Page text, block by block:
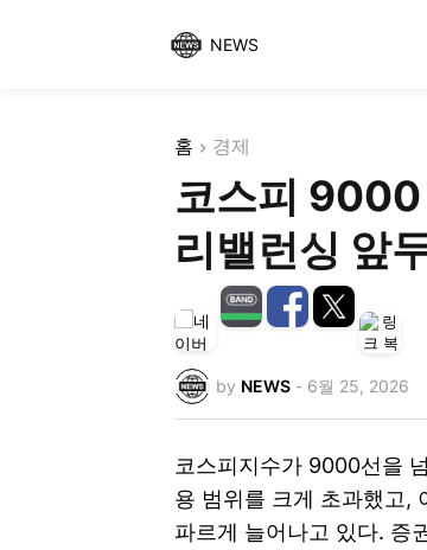
NEWS
홈 경제
코스피 9000
리밸런싱 앞
by NEWS - 6월 25, 2026
코스피지수가 9000선을
용 범위를 크게 초과했고,
파르게 늘어나고 있다. 증